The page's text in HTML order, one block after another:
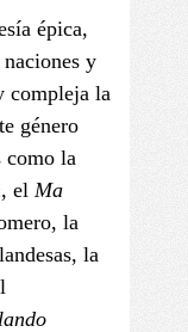
épica,
y
compleja la
género
como la
, el Ma
la
la